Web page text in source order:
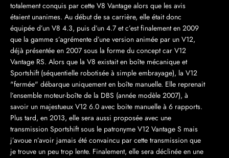
totalement conquis par cette V8 Vantage alors que les avis
étaient unanimes. Au début de sa carrière, elle était donc
équipée d’un V8 4.3, puis d’un 4.7 et c’est finalement en 2009
que la gamme s’agrémente d’une version animée par un V12,
déjà présentée en 2007 sous la forme du concept car V12
Vantage RS. Alors que la V8 existait en boîte mécanique et
Sportshift (séquentielle robotisée à simple embrayage), la V12
"fermée" débarque uniquement en boîte manuelle. Elle reprenait
l’ensemble moteur-boîte de la DBS (année modèle 2007), à
savoir un majestueux V12 6.0 avec boite manuelle à 6 rapports.
Plus tard, en 2013, elle sera aussi proposée avec une
transmission Sportshift sous le patronyme V12 Vantage S mais
j’avoue n’avoir jamais été convaincu par cette transmission que
je trouve un peu trop lente. Finalement, elle sera déclinée en une